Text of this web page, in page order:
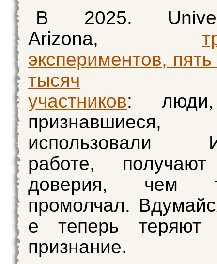
В 2025.
Arizona,
экспериментов,
тысяч
участников: люди,
работе,
доверия, чем
промолчал.
е теперь
признание.